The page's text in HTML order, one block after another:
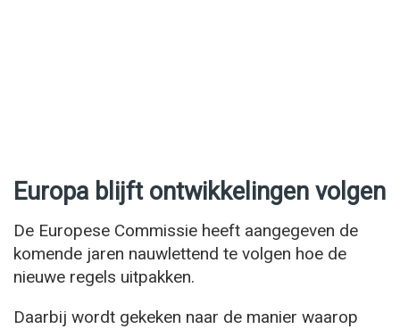
Europa blijft ontwikkelingen volgen
De Europese Commissie heeft aangegeven de
komende jaren nauwlettend te volgen hoe de
nieuwe regels uitpakken.
Daarbij wordt gekeken naar de manier waarop